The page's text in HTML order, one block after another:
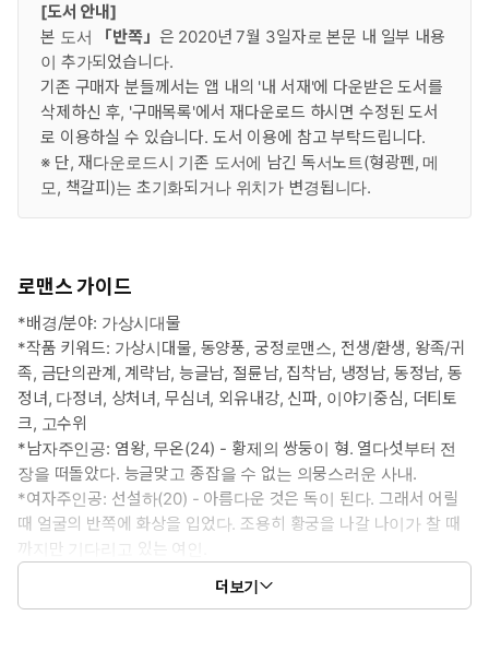
[도서 안내]
본 도서
「반쪽」 은 2020년 7월 3일자로 본문 내 일부 내용
이 추가되었습니다.
기존 구매자 분들께서는 앱 내의 '내 서재'에 다운받은 도서를
삭제하신 후, '구매목록'에서 재다운로드 하시면 수정된 도서
로 이용하실 수 있습니다. 도서 이용에 참고 부탁드립니다.
※ 단, 재다운로드시 기존 도서에 남긴 독서노트(형광펜, 메
모, 책갈피)는 초기화되거나 위치가 변경됩니다.
로맨스 가이드
*배경/분야: 가상시대물
*작품 키워드: 가상시대물, 동양풍, 궁정로맨스, 전생/환생, 왕족/귀
족, 금단의관계, 계략남, 능글남, 절륜남, 집착남, 냉정남, 동정남, 동
정녀, 다정녀, 상처녀, 무심녀, 외유내강, 신파, 이야기중심, 더티토
크, 고수위
*남자주인공: 염왕, 무온(24) - 황제의 쌍둥이 형. 열다섯부터 전
장을 떠돌았다. 능글맞고 종잡을 수 없는 의뭉스러운 사내.
*여자주인공: 선설하(20) - 아름다운 것은 독이 된다. 그래서 어릴
때 얼굴의 반쪽에 화상을 입었다. 조용히 황궁을 나갈 나이가 찰 때
까지만 기다리고 있는 여인.
*이럴 때 보세요: 시련을 딛고 이겨내는 진한 사랑이야기가 필요할
더보기